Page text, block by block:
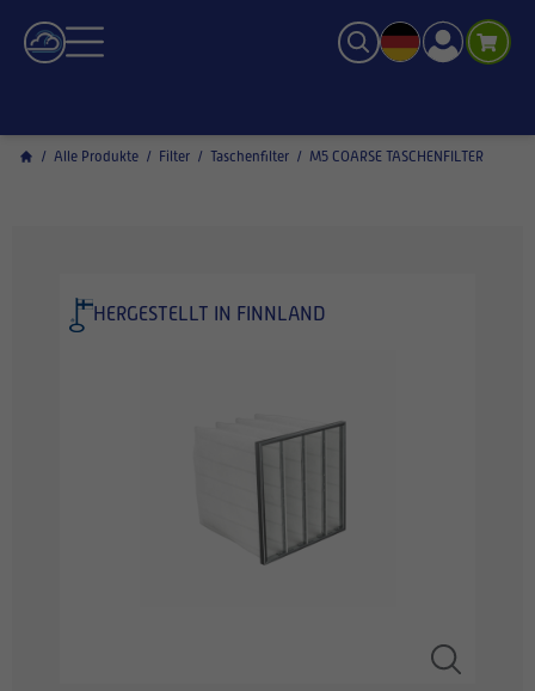
/ Alle Produkte / Filter / Taschenfilter / M5 COARSE TASCHENFILTER
HERGESTELLT IN FINNLAND